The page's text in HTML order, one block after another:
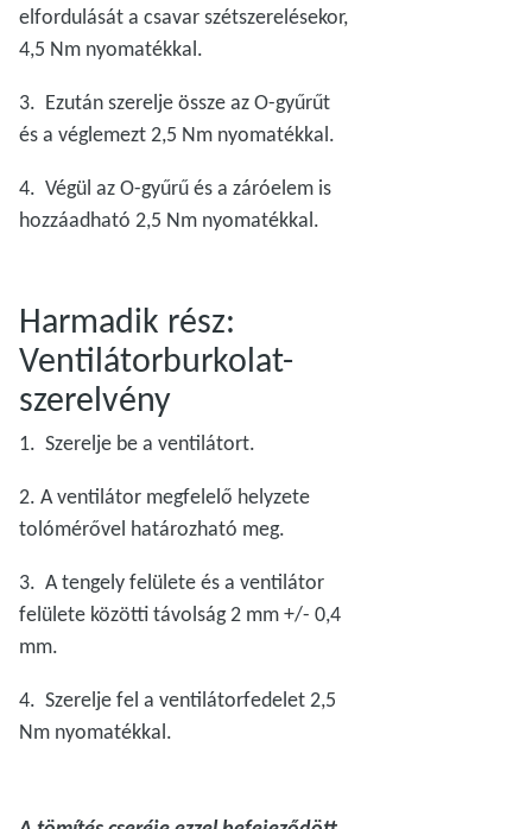
elfordulását a csavar szétszerelésekor,
4,5 Nm nyomatékkal.
3. Ezután szerelje össze az O-gyűrűt
és a véglemezt 2,5 Nm nyomatékkal.
4. Végül az O-gyűrű és a záróelem is
hozzáadható 2,5 Nm nyomatékkal.
Harmadik rész:
Ventilátorburkolat-
szerelvény
1. Szerelje be a ventilátort.
2. A ventilátor megfelelő helyzete
tolómérővel határozható meg.
3. A tengely felülete és a ventilátor
felülete közötti távolság 2 mm +/- 0,4
mm.
4. Szerelje fel a ventilátorfedelet 2,5
Nm nyomatékkal.